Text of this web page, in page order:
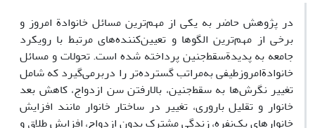
در پژوهش حاضر به یکی از مهم‌ترین مسائل خانوادة امروز و
برخی از مهم‌ترین الگوها و تعیین‌کننده‌های مرتبط با رویکرد
جامعه به پدیدةسقط‌جنین پرداخته شده است. تحولات و مسائل
خانوادةامروزطیفی به‌مراتب گسترده‌تر را دربرمی‌گیرد که شامل
تغییر نگرش‌ها به سقط‌جنین، بالارفتن سن ازدواج، کاهش بعد
خانوار و تقلیل باروری، تغییر در ساختار خانوار مانند افزایش
خانوارهای یک‌نفره، زندگی مشترک بدون ازدواج، افزایش طلاق و